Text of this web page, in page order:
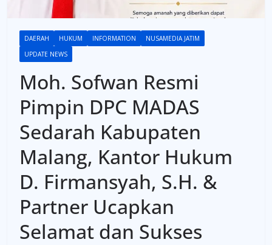
DAERAH HUKUM INFORMATION
NUSAMEDIA JATIM
UPDATE NEWS
Moh. Sofwan Resmi
Pimpin DPC MADAS
Sedarah Kabupaten
Malang, Kantor Hukum
D. Firmansyah, S.H. &
Partner Ucapkan
Selamat dan Sukses